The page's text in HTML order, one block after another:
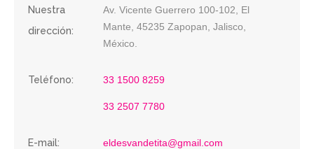
Nuestra
dirección:
Av. Vicente Guerrero 100-102, El
Mante, 45235 Zapopan, Jalisco,
México.
Teléfono: 33 1500 8259
33 2507 7780
E-mail: eldesvandetita@gmail.com